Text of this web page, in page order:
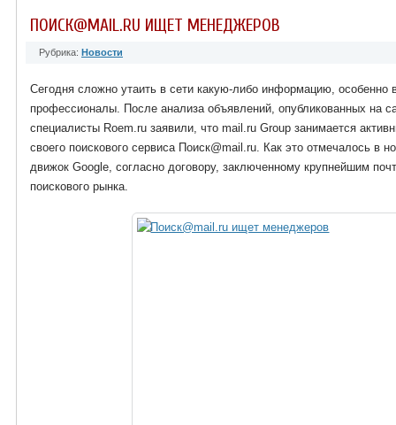
ПОИСК@MAIL.RU ИЩЕТ МЕНЕДЖЕРОВ
Рубрика: Новости
Сегодня сложно утаить в сети какую-либо информацию, особенно
профессионалы. После анализа объявлений, опубликованных на
специалисты Roem.ru заявили, что mail.ru Group занимается
своего поискового сервиса Поиск@mail.ru. Как это отмечалось в
движок Google, согласно договору, заключенному крупнейшим
поискового рынка.